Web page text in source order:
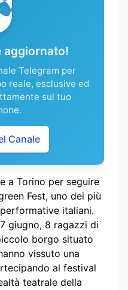
aggiornato!
Telegram per
reale, esclusive ed
sul tuo
Canale
a Torino per seguire
Fest, uno dei più
italiani.
giugno, 8 ragazzi di
borgo situato
vissuto una
al festival
teatrale della